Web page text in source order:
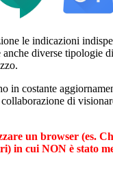
le indicazioni
anche diverse tipologie
in costante
di
un browser (es.
in cui NON è stato